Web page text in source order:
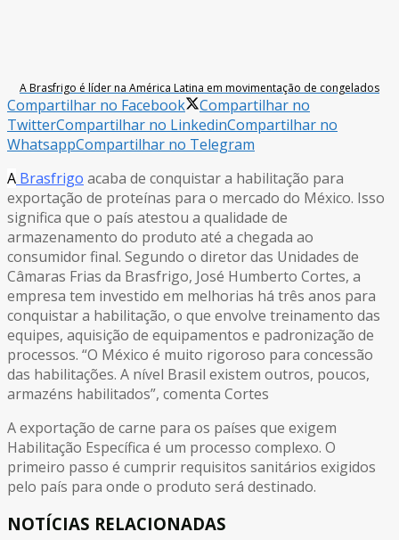
A Brasfrigo é líder na América Latina em movimentação de congelados
Compartilhar no Facebook
Compartilhar no
TwitterCompartilhar no LinkedinCompartilhar no
WhatsappCompartilhar no Telegram
A Brasfrigo acaba de conquistar a habilitação para
exportação de proteínas para o mercado do México. Isso
significa que o país atestou a qualidade de
armazenamento do produto até a chegada ao
consumidor final. Segundo o diretor das Unidades de
Câmaras Frias da Brasfrigo, José Humberto Cortes, a
empresa tem investido em melhorias há três anos para
conquistar a habilitação, o que envolve treinamento das
equipes, aquisição de equipamentos e padronização de
processos. “O México é muito rigoroso para concessão
das habilitações. A nível Brasil existem outros, poucos,
armazéns habilitados”, comenta Cortes
A exportação de carne para os países que exigem
Habilitação Específica é um processo complexo. O
primeiro passo é cumprir requisitos sanitários exigidos
pelo país para onde o produto será destinado.
NOTÍCIAS RELACIONADAS